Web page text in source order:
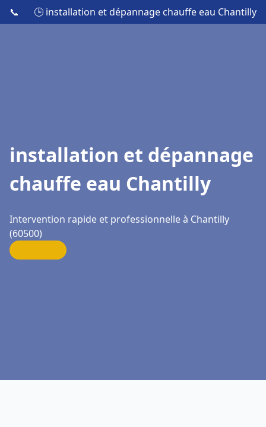
📞 🕒 installation et dépannage chauffe eau Chantilly
installation et dépannage
chauffe eau Chantilly
Intervention rapide et professionnelle à Chantilly
(60500)